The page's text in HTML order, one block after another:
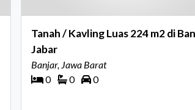
Tanah / Kavling Luas 224 m2 di
Jabar
Banjar, Jawa Barat
0
0 0